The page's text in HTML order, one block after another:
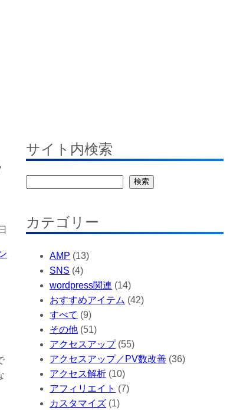
サイト内検索
検索
カテゴリー
AMP (13)
SNS (4)
wordpress関連 (14)
おすすめアイテム (42)
すべて (9)
その他 (51)
アクセスアップ(55)
アクセスアップ／PV数改善 (36)
アクセス解析 (10)
アフィリエイト (7)
カスタマイズ (1)